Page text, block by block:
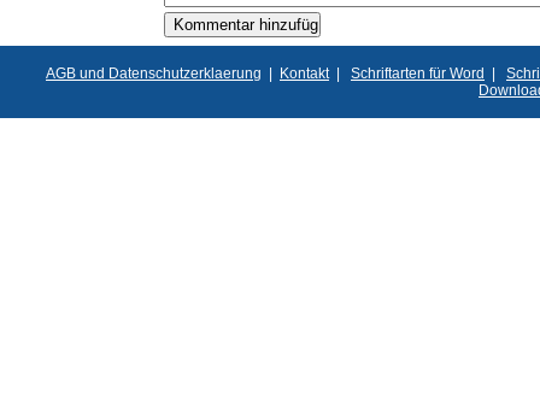
AGB und Datenschutzerklaerung | Kontakt| Schriftarten für Word |